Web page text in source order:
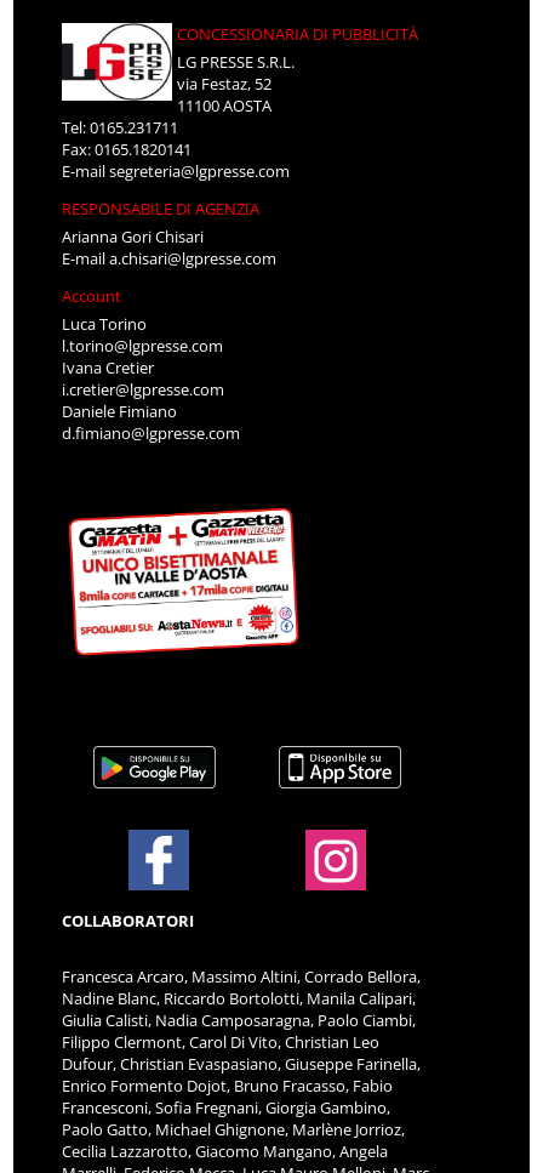
CONCESSIONARIA DI PUBBLICITÀ
LG PRESSE S.R.L.
via Festaz, 52
11100 AOSTA
Tel: 0165.231711
Fax: 0165.1820141
E-mailsegreteria@lgpresse.com
RESPONSABILE DI AGENZIA
Arianna Gori Chisari
E-maila.chisari@lgpresse.com
Account
Luca Torino
l.torino@lgpresse.com
Ivana Cretier
i.cretier@lgpresse.com
Daniele Fimiano
d.fimiano@lgpresse.com
COLLABORATORI
Francesca Arcaro, Massimo Altini, Corrado Bellora,
Nadine Blanc, Riccardo Bortolotti, Manila Calipari,
Giulia Calisti, Nadia Camposaragna, Paolo Ciambi,
Filippo Clermont, Carol Di Vito, Christian Leo
Dufour, Christian Evaspasiano, Giuseppe Farinella,
Enrico Formento Dojot, Bruno Fracasso, Fabio
Francesconi, Sofia Fregnani, Giorgia Gambino,
Paolo Gatto, Michael Ghignone, Marlène Jorrioz,
Cecilia Lazzarotto, Giacomo Mangano, Angela